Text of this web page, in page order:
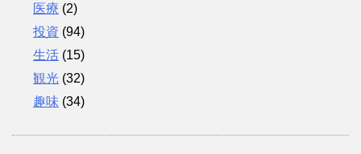
医療 (2)
投資 (94)
生活 (15)
観光 (32)
趣味 (34)